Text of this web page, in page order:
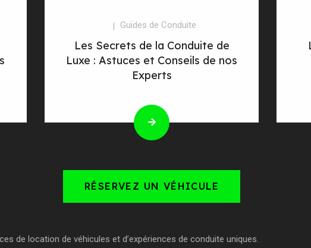
Guides de Conduite
Les Secrets de la Conduite de
Luxe : Astuces et Conseils de nos
Experts
RÉSERVEZ UN VÉHICULE
de location de véhicules et d’expériences de conduite uniques.